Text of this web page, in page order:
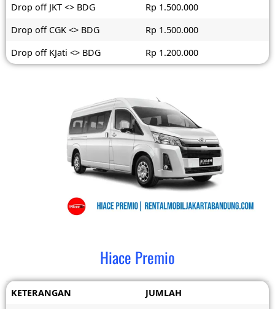
Drop off JKT <> BDG
Rp 1.500.000
Drop off CGK <> BDG
Rp 1.500.000
Drop off KJati <> BDG
Rp 1.200.000
Hiace Premio
KETERANGAN
JUMLAH